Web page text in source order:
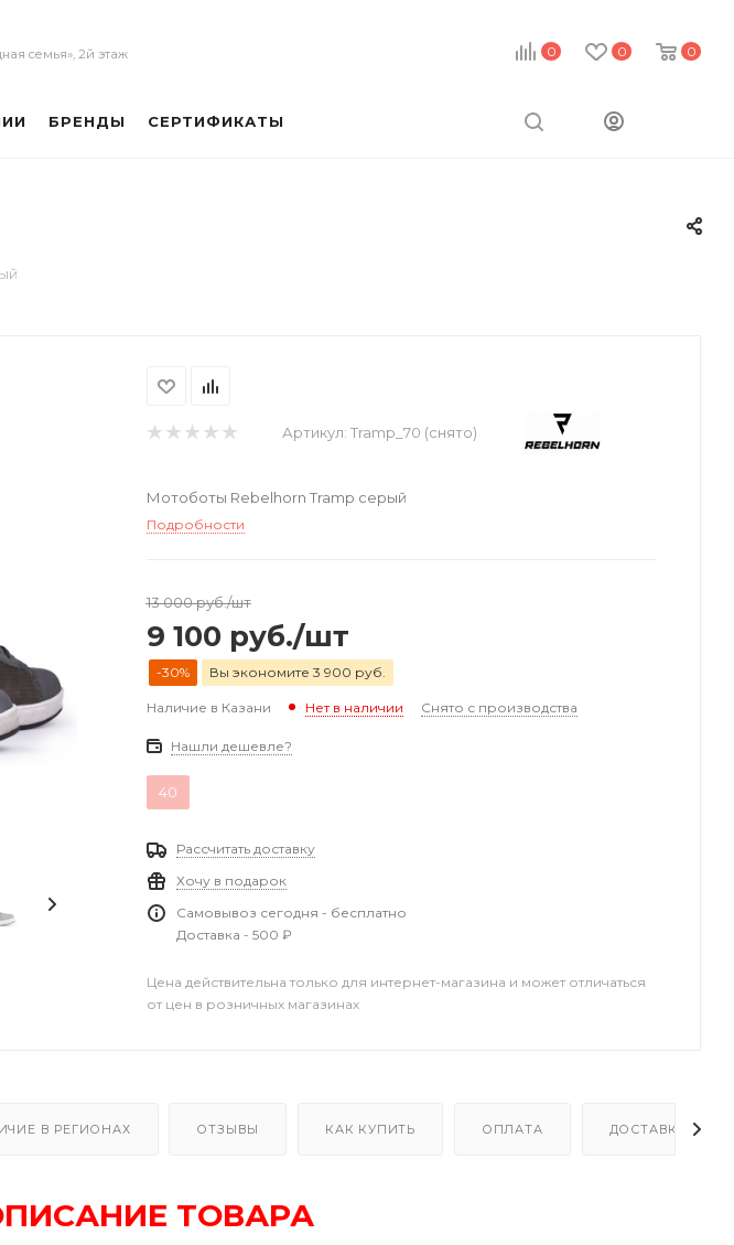
0 0 0
семья», 2й этаж
БРЕНДЫ СЕРТИФИКАТЫ
Артикул: Tramp_70 (снято)
Мотоботы Rebelhorn Tramp серый
Подробности
13 000руб./шт
9 100 руб./шт
-30% Вы экономите 3 900 руб.
Наличие в Казани Нет в наличии Снято с производства
Нашли дешевле?
40
Рассчитать доставку
Хочу в подарок
Самовывоз сегодня - бесплатно
Доставка - 500 ₽
Цена действительна только для интернет-магазина и может отличаться
от цен в розничных магазинах
В РЕГИОНАХ ОТЗЫВЫ КАК КУПИТЬ ОПЛАТА ДОСТАВКА
ТОВАРА